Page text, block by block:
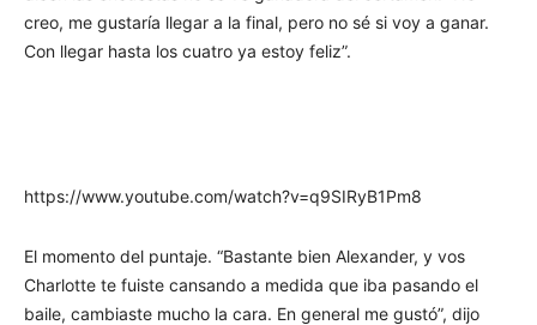
creo, me gustaría llegar a la final, pero no sé si voy a ganar.
Con llegar hasta los cuatro ya estoy feliz”.
https://www.youtube.com/watch?v=q9SIRyB1Pm8
El momento del puntaje. “Bastante bien Alexander, y vos
Charlotte te fuiste cansando a medida que iba pasando el
baile, cambiaste mucho la cara. En general me gustó”, dijo